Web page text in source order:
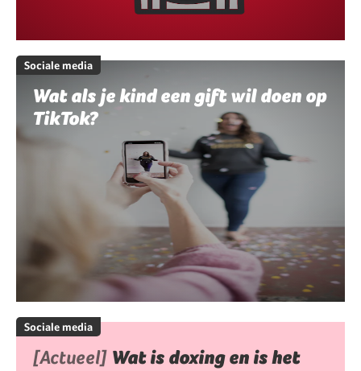
Sociale media
Wat als je kind een gift wil doen op
TikTok?
Sociale media
[Actueel] Wat is doxing en is het